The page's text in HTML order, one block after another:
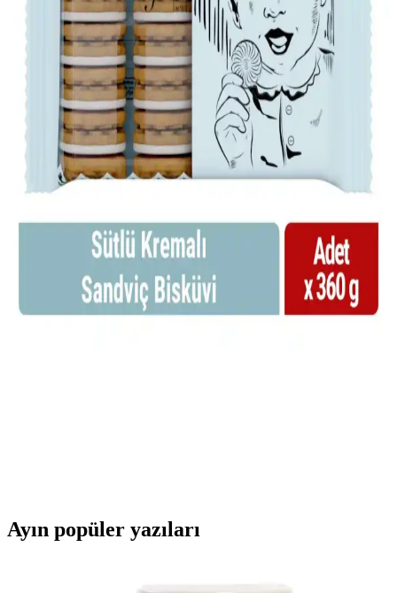
Zeytinli Salam: Tarihçesi, Özellikleri ve
Günümüzdeki Tüketim Alışkanlıkları
Zeytinli salam, yeşil zeytin parçaları içeren işlenmiş et ürünü olarak
20. yüzyıldan beri sandviçlerde ve atıştırmalıkta kullanılır.
Popülaritesi azalsa da nostaljik değeri sürüyor.
Migros'ta Jambon Çeşitleri ve Kullanım Alanları:
Sağlıklı ve Pratik Seçenekler
Migros'ta çeşitli jambon seçenekleri, sağlıklı ve pratik kullanım
doğal ürünlerle damak zevkine uygun seçimler yapabilirsiniz.
Ekmek Arası Tarifler: Pratik ve Lezzetli Seçeneklerle
Günlük Yemek Çözümleri
Ekmek arası tarifler, çeşitli malzemelerle hazırlanan pratik ve
Ayın popüler yazıları